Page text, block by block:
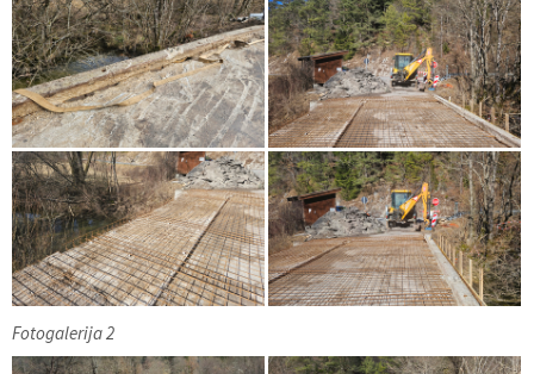
Fotogalerija 2